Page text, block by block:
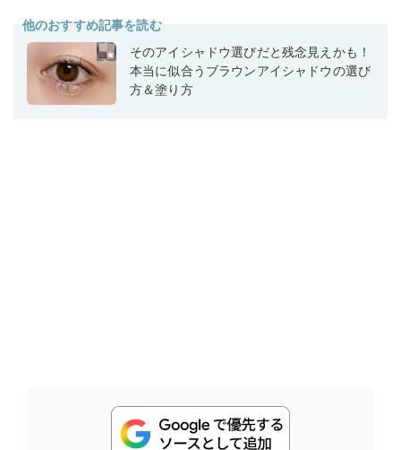
他のおすすめ記事を読む
そのアイシャドウ選びだと残念見えかも！
本当に似合うブラウンアイシャドウの選び
方＆塗り方